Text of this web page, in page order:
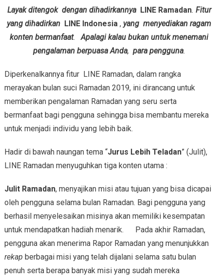
Layak ditengok dengan dihadirkannya LINE Ramadan. Fitur
yang dihadirkan LINE Indonesia , yang menyediakan ragam
konten bermanfaat.
Apalagi kalau bukan untuk menemani
pengalaman berpuasa Anda, para pengguna.
Diperkenalkannya fitur LINE Ramadan, dalam rangka
merayakan bulan suci Ramadan 2019, ini dirancang untuk
memberikan pengalaman Ramadan yang seru serta
bermanfaat bagi pengguna sehingga bisa membantu mereka
untuk menjadi individu yang lebih baik.
Hadir di bawah naungan tema “Jurus Lebih Teladan” (Julit),
LINE Ramadan menyuguhkan tiga konten utama :
Julit Ramadan, menyajikan misi atau tujuan yang bisa dicapai
oleh pengguna selama bulan Ramadan. Bagi pengguna yang
berhasil menyelesaikan misinya akan memiliki kesempatan
untuk mendapatkan hadiah menarik. Pada akhir Ramadan,
pengguna akan menerima Rapor Ramadan yang menunjukkan
rekap berbagai misi yang telah dijalani selama satu bulan
penuh serta berapa banyak misi yang sudah mereka